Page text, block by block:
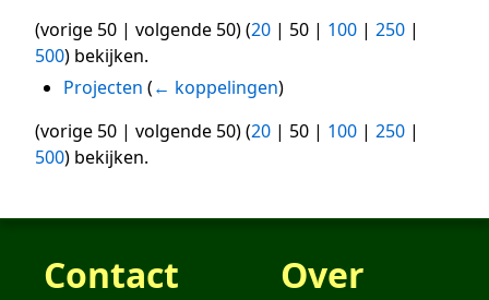
(vorige 50 | volgende 50) (20 | 50 | 100 | 250 |
500) bekijken.
Projecten (← koppelingen)
(vorige 50 | volgende 50) (20 | 50 | 100 | 250 |
500) bekijken.
Contact Over